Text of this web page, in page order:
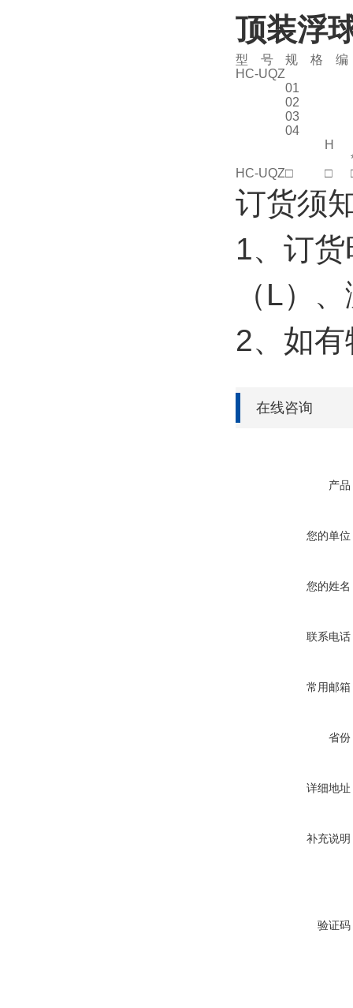
顶装浮
型 号
规 格 编
HC-UQZ
01
02
03
04
H
HC-UQZ□ □
订货须
1、订
（L）
2、如
在线咨询
产品
您的单位
您的姓名
联系电话
常用邮箱
省份
详细地址
补充说明
验证码